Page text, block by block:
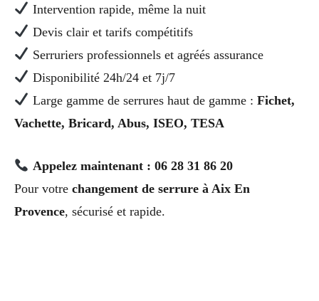
Intervention rapide, même la nuit
Devis clair et tarifs compétitifs
Serruriers professionnels et agréés assurance
Disponibilité 24h/24 et 7j/7
Large gamme de serrures haut de gamme : Fichet,
Vachette, Bricard, Abus, ISEO, TESA
Appelez maintenant : 06 28 31 86 20
Pour votre changement de serrure à Aix En
Provence, sécurisé et rapide.